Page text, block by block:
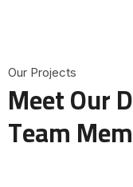
Our Projects
MeetOurD
TeamMem